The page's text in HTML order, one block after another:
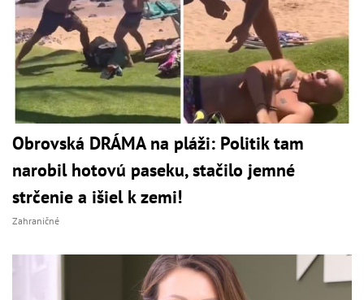
Obrovská DRÁMA na pláži: Politik tam
narobil hotovú paseku, stačilo jemné
strčenie a išiel k zemi!
Zahraničné